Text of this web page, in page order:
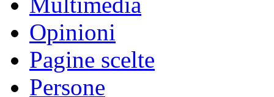
Opinioni
Pagine scelte
Persone